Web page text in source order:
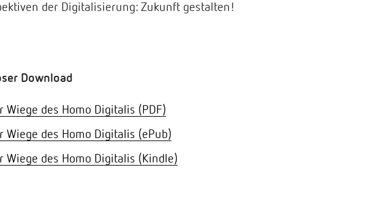
der Digitalisierung: Zukunft gestalten!
Download
Wiege des Homo Digitalis (PDF)
Wiege des Homo Digitalis (ePub)
Wiege des Homo Digitalis (Kindle)